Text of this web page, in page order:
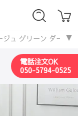
ジュ グリーン ダーク
電話注文OK
050-5794-0525